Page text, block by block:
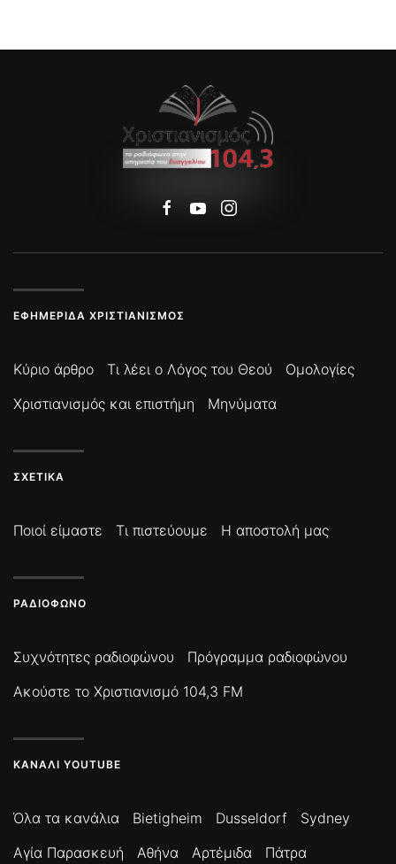
ΕΦΗΜΕΡΊΔΑ ΧΡΙΣΤΙΑΝΙΣΜΌΣ
Κύριο άρθρο Τι λέει ο Λόγος του Θεού
Ομολογίες
Χριστιανισμός και επιστήμη
Μηνύματα
ΣΧΕΤΙΚΆ
Ποιοί είμαστε Τι πιστεύουμε Η αποστολή μας
ΡΑΔΙΌΦΩΝΟ
Συχνότητες ραδιοφώνου
Πρόγραμμα ραδιοφώνου
Ακούστε το Χριστιανισμό 104,3 FM
ΚΑΝΆΛΙ YOUTUBE
Όλα τα κανάλια Bietigheim Dusseldorf
Sydney
Αγία Παρασκευή
Αθήνα Αρτέμιδα
Πάτρα